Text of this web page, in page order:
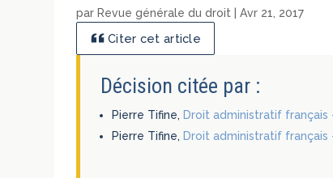
par Revue générale du droit |Avr 21, 2017
Citer cet article
Décision citée par :
Pierre Tifine, Droit administratif français
Pierre Tifine, Droit administratif français